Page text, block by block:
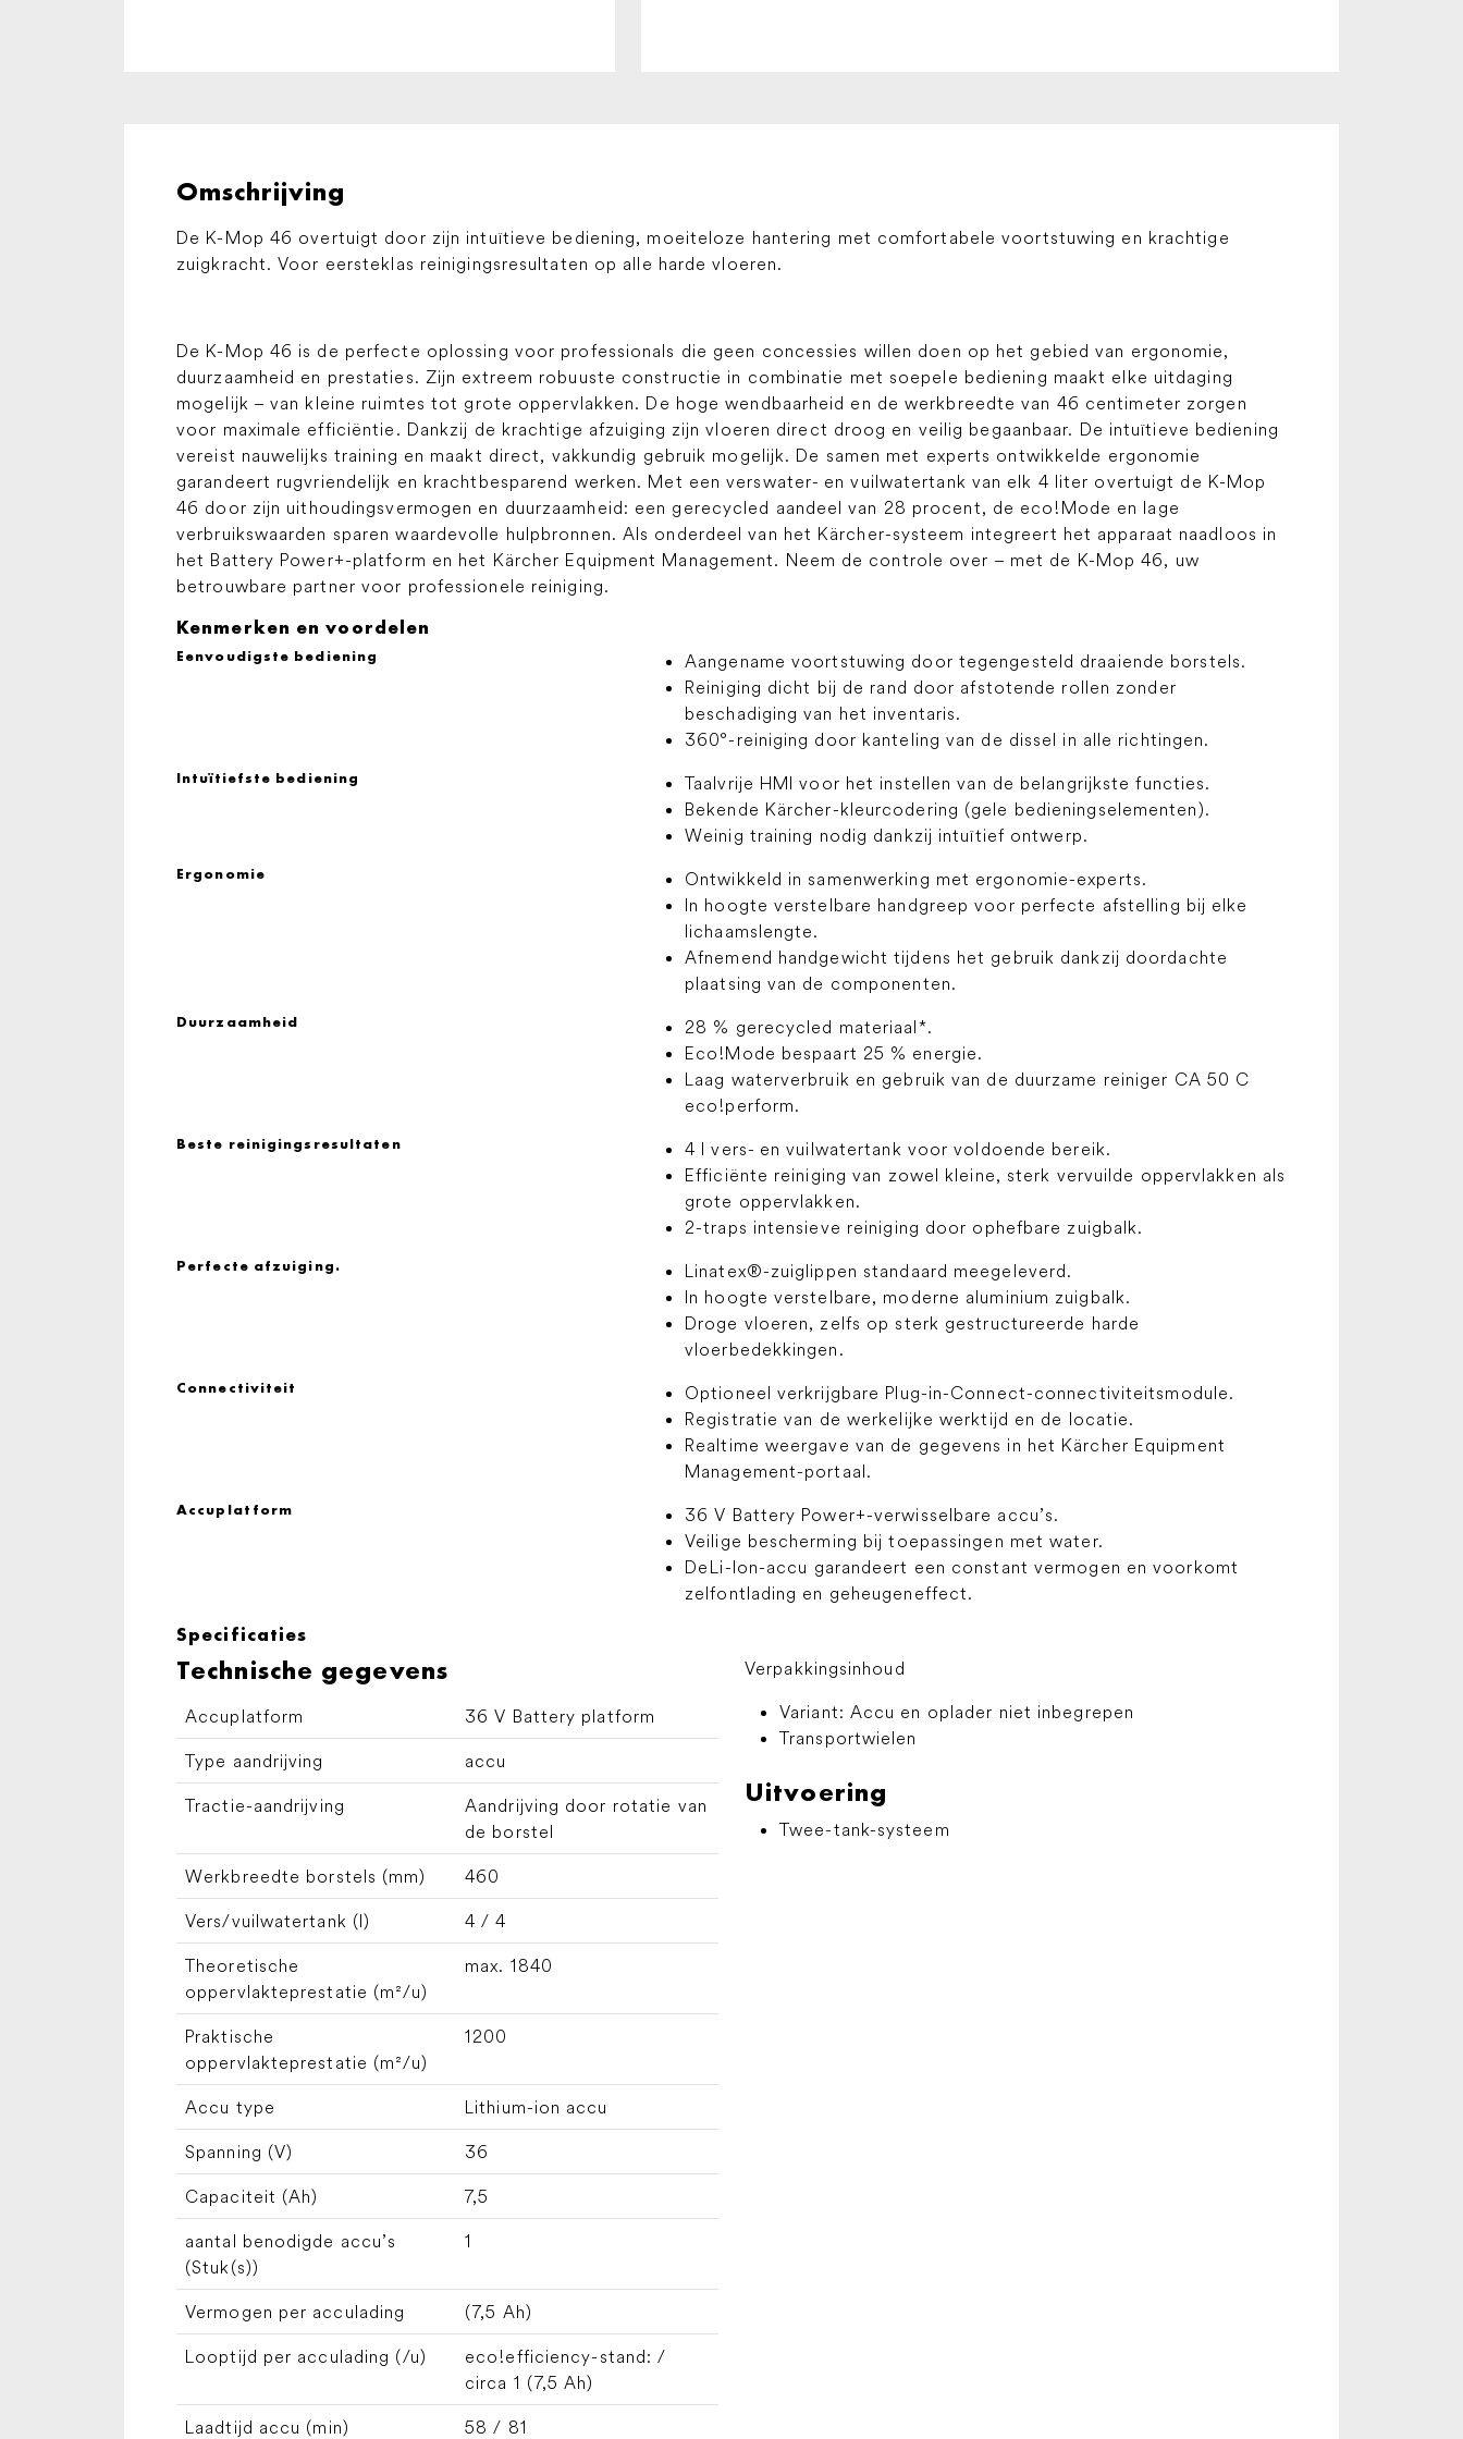
Omschrijving
De K-Mop 46 overtuigt door zijn intuïtieve bediening, moeiteloze hantering met comfortabele voortstuwing en krachtige
zuigkracht. Voor eersteklas reinigingsresultaten op alle harde vloeren.
De K-Mop 46 is de perfecte oplossing voor professionals die geen concessies willen doen op het gebied van ergonomie,
duurzaamheid en prestaties. Zijn extreem robuuste constructie in combinatie met soepele bediening maakt elke uitdaging
mogelijk – van kleine ruimtes tot grote oppervlakken. De hoge wendbaarheid en de werkbreedte van 46 centimeter zorgen
voor maximale efficiëntie. Dankzij de krachtige afzuiging zijn vloeren direct droog en veilig begaanbaar. De intuïtieve bediening
vereist nauwelijks training en maakt direct, vakkundig gebruik mogelijk. De samen met experts ontwikkelde ergonomie
garandeert rugvriendelijk en krachtbesparend werken. Met een verswater- en vuilwatertank van elk 4 liter overtuigt de K-Mop
46 door zijn uithoudingsvermogen en duurzaamheid: een gerecycled aandeel van 28 procent, de eco!Mode en lage
verbruikswaarden sparen waardevolle hulpbronnen. Als onderdeel van het Kärcher-systeem integreert het apparaat naadloos in
het Battery Power+-platform en het Kärcher Equipment Management. Neem de controle over – met de K-Mop 46, uw
betrouwbare partner voor professionele reiniging.
Kenmerken en voordelen
Eenvoudigste bediening
Aangename voortstuwing door tegengesteld draaiende borstels.
Reiniging dicht bij de rand door afstotende rollen zonder
beschadiging van het inventaris.
360°-reiniging door kanteling van de dissel in alle richtingen.
Intuïtiefste bediening
Taalvrije HMI voor het instellen van de belangrijkste functies.
Bekende Kärcher-kleurcodering (gele bedieningselementen).
Weinig training nodig dankzij intuïtief ontwerp.
Ergonomie
Ontwikkeld in samenwerking met ergonomie-experts.
In hoogte verstelbare handgreep voor perfecte afstelling bij elke
lichaamslengte.
Afnemend handgewicht tijdens het gebruik dankzij doordachte
plaatsing van de componenten.
Duurzaamheid
28 % gerecycled materiaal*.
Eco!Mode bespaart 25 % energie.
Laag waterverbruik en gebruik van de duurzame reiniger CA 50 C
eco!perform.
Beste reinigingsresultaten
4 l vers- en vuilwatertank voor voldoende bereik.
Efficiënte reiniging van zowel kleine, sterk vervuilde oppervlakken als
grote oppervlakken.
2-traps intensieve reiniging door ophefbare zuigbalk.
Perfecte afzuiging.
Linatex®-zuiglippen standaard meegeleverd.
In hoogte verstelbare, moderne aluminium zuigbalk.
Droge vloeren, zelfs op sterk gestructureerde harde
vloerbedekkingen.
Connectiviteit
Optioneel verkrijgbare Plug-in-Connect-connectiviteitsmodule.
Registratie van de werkelijke werktijd en de locatie.
Realtime weergave van de gegevens in het Kärcher Equipment
Management-portaal.
Accuplatform
36 V Battery Power+-verwisselbare accu’s.
Veilige bescherming bij toepassingen met water.
De Li-Ion-accu garandeert een constant vermogen en voorkomt
zelfontlading en geheugeneffect.
Specificaties
Technische gegevens
Accuplatform 36 V Battery platform
Type aandrijving accu
Tractie-aandrijving
Aandrijving door rotatie van
de borstel
Werkbreedte borstels (mm) 460
Vers/vuilwatertank (l) 4 / 4
Theoretische
oppervlakteprestatie (m²/u)
max. 1840
Praktische
oppervlakteprestatie (m²/u)
1200
Accu type Lithium-ion accu
Spanning (V) 36
Capaciteit (Ah) 7,5
aantal benodigde accu’s
(Stuk(s))
1
Vermogen per acculading (7,5 Ah)
Looptijd per acculading (/u) eco!efficiency-stand: /
circa 1 (7,5 Ah)
Laadtijd accu (min) 58 / 81
Verpakkingsinhoud
Variant: Accu en oplader niet inbegrepen
Transportwielen
Uitvoering
Twee-tank-systeem